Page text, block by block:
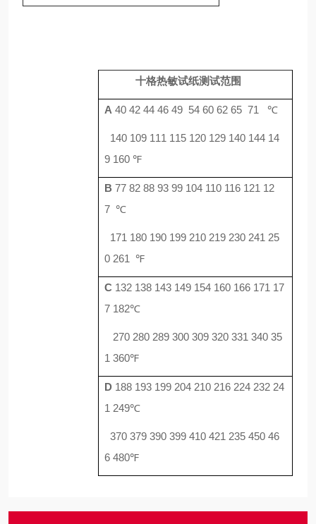
十格热敏试纸测试范围
A 40 42 44 46 49 54 60 62 65 71 ℃
140 109 111 115 120 129 140 144 14
9 160 ℉
B 77 82 88 93 99 104 110 116 121 12
7 ℃
171 180 190 199 210 219 230 241 25
0 261 ℉
C 132 138 143 149 154 160 166 171 17
7 182℃
270 280 289 300 309 320 331 340 35
1 360℉
D 188 193 199 204 210 216 224 232 24
1 249℃
370 379 390 399 410 421 235 450 46
6 480℉